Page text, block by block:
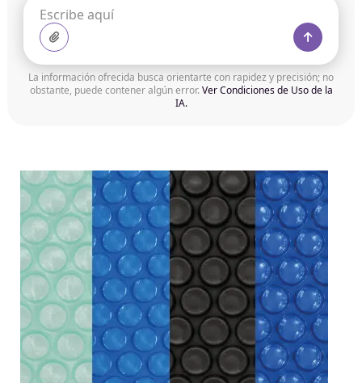
La información ofrecida busca orientarte con rapidez y precisión; no
obstante, puede contener algún error.Ver Condiciones de Uso de la
IA.